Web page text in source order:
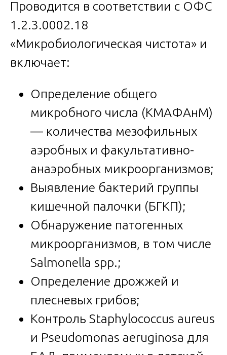
Проводится в соответствии с ОФС
1.2.3.0002.18
«Микробиологическая чистота» и
включает:
Определение общего
микробного числа (КМАФАнМ)
— количества мезофильных
аэробных и факультативно-
анаэробных микроорганизмов;
Выявление бактерий группы
кишечной палочки (БГКП);
Обнаружение патогенных
микроорганизмов, в том числе
Salmonella spp.;
Определение дрожжей и
плесневых грибов;
Контроль Staphylococcus aureus
и Pseudomonas aeruginosa для